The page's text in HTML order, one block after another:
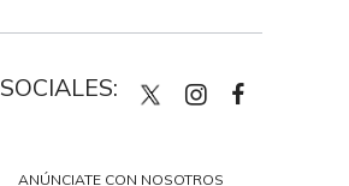
ANÚNCIATE CON NOSOTROS
quiencom